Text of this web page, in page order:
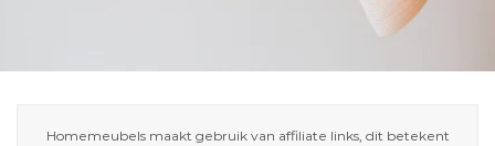
Homemeubels maakt gebruik van affiliate links, dit betekent